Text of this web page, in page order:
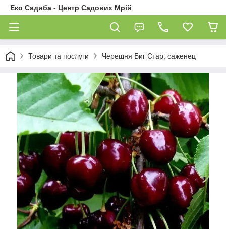
Еко Садиба - Центр Садових Мрій
Товари та послуги Черешня Биг Стар, саженец